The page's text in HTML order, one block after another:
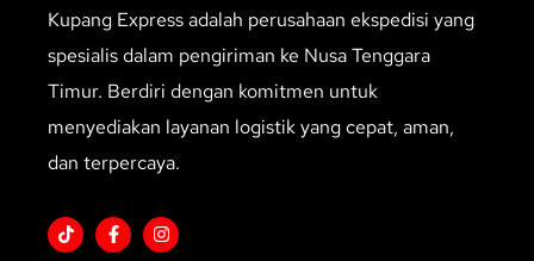
Kupang Express adalah perusahaan ekspedisi yang
spesialis dalam pengiriman ke Nusa Tenggara
Timur. Berdiri dengan komitmen untuk
menyediakan layanan logistik yang cepat, aman,
dan terpercaya.